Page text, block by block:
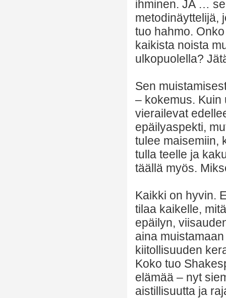
ihminen. JA …
metodinäyttelijä,
tuo hahmo.
kaikista noista
ulkopuolella?
Sen
– kokemus. Kuin
vierailevat
epäilyaspekti,
tulee maisemiin,
tulla teelle ja
täällä myös.
Kaikki on hyvin.
tilaa kaikelle,
epäilyn,
aina
kiitollisuuden
Koko tuo
elämää – nyt
aistillisuutta ja